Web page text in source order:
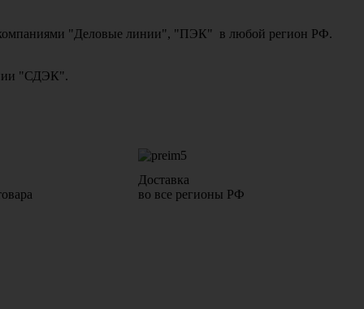
компаниями "Деловые линии", "ПЭК" в любой регион РФ.
"СДЭК".
Доставка
во все регионы РФ